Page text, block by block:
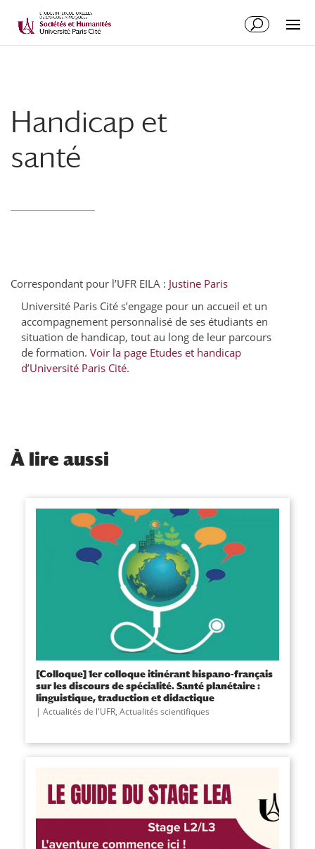
Handicap et
santé
Correspondant pour l’UFR EILA : Justine Paris
Université Paris Cité s’engage pour un accueil et un
accompagnement personnalisé de ses étudiants en
situation de handicap, tout au long de leur parcours
de formation. Voir la page Etudes et handicap
d’Université Paris Cité.
À lire aussi
[Colloque] 1er colloque itinérant hispano-français
sur les discours de spécialité. Santé planétaire :
linguistique, traduction et didactique
Actualités de l'UFR, Actualités scientifiques